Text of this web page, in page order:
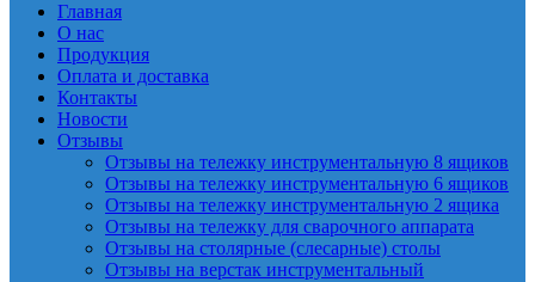
Главная
О нас
Продукция
Оплата и доставка
Контакты
Новости
Отзывы
Отзывы на тележку инструментальную 8 ящиков
Отзывы на тележку инструментальную 6 ящиков
Отзывы на тележку инструментальную 2 ящика
Отзывы на тележку для сварочного аппарата
Отзывы на столярные (слесарные) столы
Отзывы на верстак инструментальный